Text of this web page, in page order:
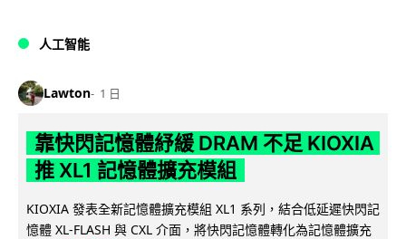
人工智能
Lawton 1 日
靠快閃記憶體紓緩 DRAM 不足 KIOXIA
推 XL1 記憶體擴充模組
KIOXIA 發表全新記憶體擴充模組 XL1 系列，結合低延遲快閃記
憶體 XL-FLASH 與 CXL 介面，將快閃記憶體轉化為記憶體擴充